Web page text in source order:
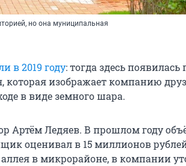
но она муниципальная
в 2019 году: тогда здесь появилась
которая изображает компанию
в виде земного шара.
Артём Ледяев. В прошлом году
оценивал в 15 миллионов
в микрорайоне, в компании